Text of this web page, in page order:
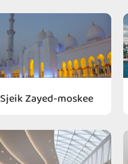
Sjeik Zayed-moskee